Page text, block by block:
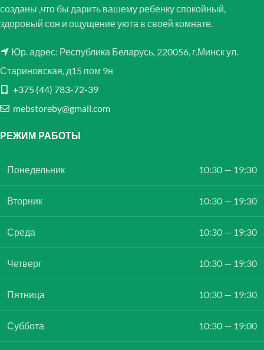
созданы ,что бы дарить вашему ребенку спокойный,
здоровый сон и ощущение уюта в своей комнате.
Юр. адрес: Республика Беларусь, 220056, г.Минск ул.
Стариновская, д15 пом 9н
+375 (44) 783-72-39
mebstoreby@gmail.com
РЕЖИМ РАБОТЫ
Понедельник 10:30 — 19:30
Вторник 10:30 — 19:30
Среда 10:30 — 19:30
Четверг 10:30 — 19:30
Пятница 10:30 — 19:30
Суббота 10:30 — 19:00